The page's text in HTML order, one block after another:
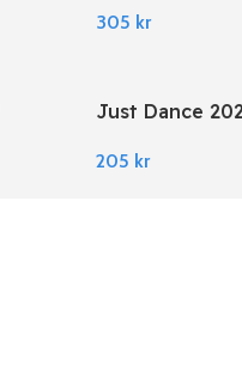
305 kr
Just Dance
205 kr